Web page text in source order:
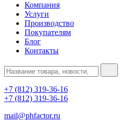
Компания
Услуги
Производство
Покупателям
Блог
Контакты
+7 (812) 319-36-16
+7 (812) 319-36-16
mail@phfactor.ru